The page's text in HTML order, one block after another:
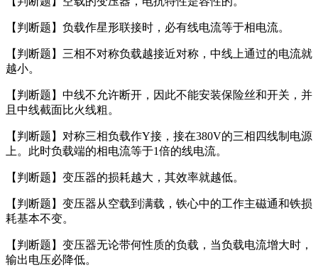
【判断题】负载作星形联接时，必有线电流等于相电流。
【判断题】三相不对称负载越接近对称，中线上通过的电流就
越小。
【判断题】中线不允许断开，因此不能安装保险丝和开关，并
且中线截面比火线粗。
【判断题】对称三相负载作Y接，接在380V的三相四线制电源
上。此时负载端的相电流等于1倍的线电流。
【判断题】变压器的损耗越大，其效率就越低。
【判断题】变压器从空载到满载，铁心中的工作主磁通和铁损
耗基本不变。
【判断题】变压器无论带何性质的负载，当负载电流增大时，
输出电压必降低。